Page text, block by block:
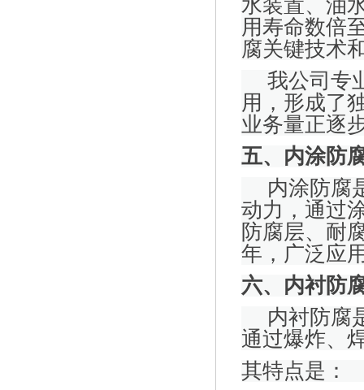
水装置、油
用寿命数倍
腐关键技术
我公司专
用，形成了
业务量正逐
五、内涂防
内涂防腐
动力，通过
防腐层、耐
年，广泛应
六、内衬防
内衬防腐
通过爆炸、
其特点是：